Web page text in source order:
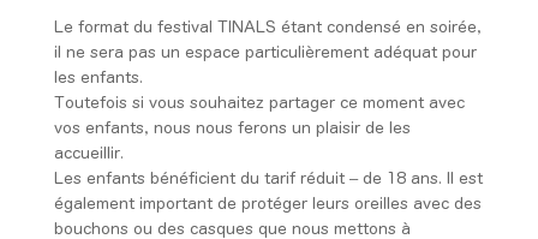
Le format du festival TINALS étant condensé en soirée,
il ne sera pas un espace particulièrement adéquat pour
les enfants.
Toutefois si vous souhaitez partager ce moment avec
vos enfants, nous nous ferons un plaisir de les
accueillir.
Les enfants bénéficient du tarif réduit – de 18 ans. Il est
également important de protéger leurs oreilles avec des
bouchons ou des casques que nous mettons à